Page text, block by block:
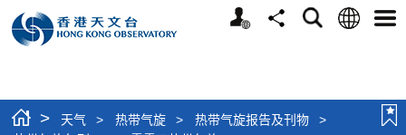
个
分
搜
语
选
> 天气 > 热带气旋 > 热带气旋报告及刊物
>